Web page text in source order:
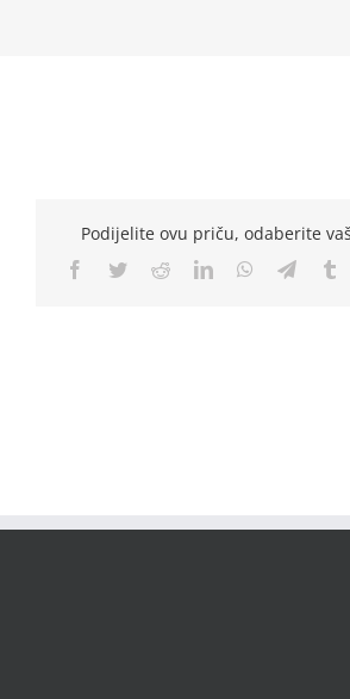
Podijelite ovu priču, odaberite
Facebook
TwitterRedditLinkedInWhatsApp